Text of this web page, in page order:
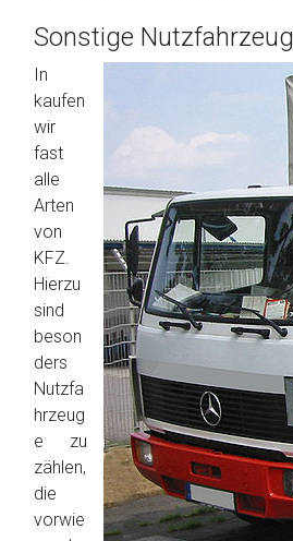
Sonstige
In
kaufen
wir
fast
alle
Arten
von
KFZ.
Hierzu
sind
beson
ders
Nutzfa
hrzeug
e zu
zählen,
die
vorwie